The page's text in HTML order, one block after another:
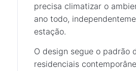
precisa climatizar o
ano todo,
estação.
O design segue o padrão
residenciais